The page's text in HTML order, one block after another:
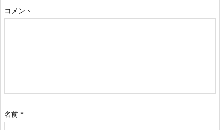
コメント
名前 *